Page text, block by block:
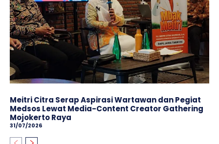
Meitri Citra Serap Aspirasi Wartawan dan Pegiat
Medsos Lewat Media-Content Creator Gathering
Mojokerto Raya
31/07/2026